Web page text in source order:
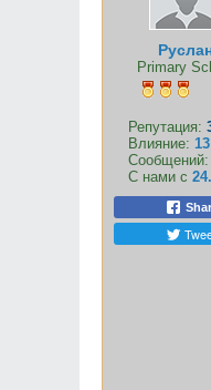
Primary
Репутация:
Влияние: 13
Сообщений:
С нами с